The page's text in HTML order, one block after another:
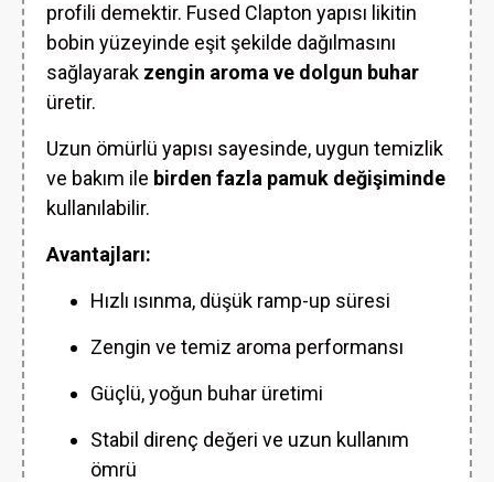
profili demektir. Fused Clapton yapısı likitin
bobin yüzeyinde eşit şekilde dağılmasını
sağlayarak zengin aroma ve dolgun buhar
üretir.
Uzun ömürlü yapısı sayesinde, uygun temizlik
ve bakım ile birden fazla pamuk değişiminde
kullanılabilir.
Avantajları:
Hızlı ısınma, düşük ramp-up süresi
Zengin ve temiz aroma performansı
Güçlü, yoğun buhar üretimi
Stabil direnç değeri ve uzun kullanım
ömrü